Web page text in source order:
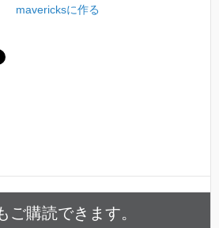
mavericksに作る
ご購読できます。